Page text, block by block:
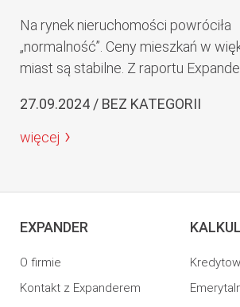
Na rynek nieruchomości powróciła
„normalność”. Ceny mieszkań w
miast są stabilne. Z raportu
27.09.2024 / BEZ KATEGORII
więcej
EXPANDER
O firmie
Kontakt z Expanderem